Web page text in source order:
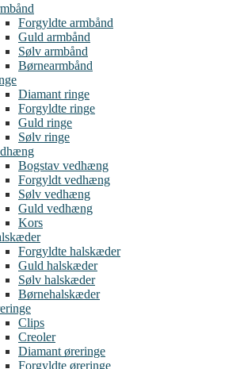
Forgyldte armbånd
Guld armbånd
Sølv armbånd
Børnearmbånd
Diamant ringe
Forgyldte ringe
Guld ringe
Sølv ringe
Bogstav vedhæng
Forgyldt vedhæng
Sølv vedhæng
Guld vedhæng
Kors
Forgyldte halskæder
Guld halskæder
Sølv halskæder
Børnehalskæder
Clips
Creoler
Diamant øreringe
Forgyldte øreringe